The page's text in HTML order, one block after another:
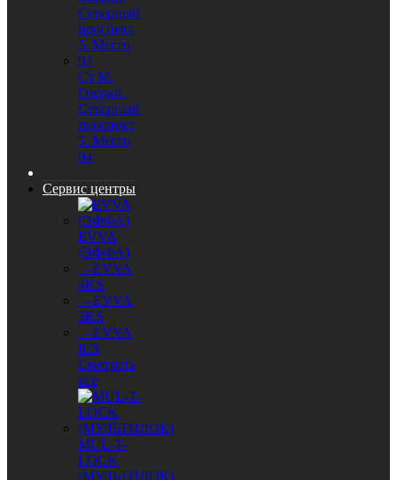
Ст М.
Озерки.
Северный
проспект
5. Место
94
Сервис центры
EVVA
(ЭФФА)
- EVVA
4KS
- EVVA
3KS
- EVVA
ICS
Смотреть
все
MUL-T-
LOCK
(МУЛЬТИЛОК)